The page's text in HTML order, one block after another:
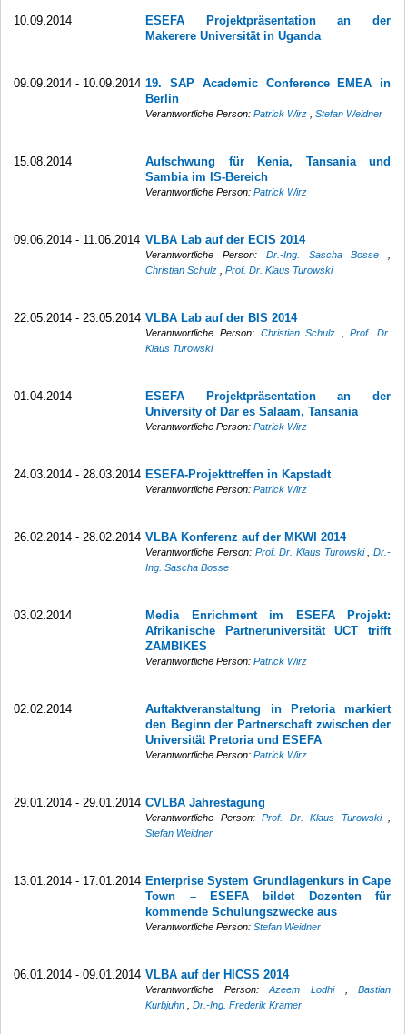
10.09.2014
ESEFA Projektpräsentation an der
Makerere Universität in Uganda
09.09.2014 - 10.09.2014 19. SAP Academic Conference EMEA in
Berlin
Verantwortliche Person:Patrick Wirz ,Stefan Weidner
15.08.2014
Aufschwung für Kenia, Tansania und
Sambia im IS-Bereich
Verantwortliche Person:Patrick Wirz
09.06.2014 - 11.06.2014 VLBA Lab auf der ECIS 2014
Verantwortliche Person: Dr.-Ing. Sascha Bosse
Christian Schulz
,Prof. Dr. Klaus Turowski
22.05.2014 - 23.05.2014 VLBA Lab auf der BIS 2014
Verantwortliche Person: Christian Schulz ,Prof. Dr.
Klaus Turowski
01.04.2014
ESEFA Projektpräsentation an der
University of Dar es Salaam, Tansania
Verantwortliche Person:Patrick Wirz
24.03.2014 - 28.03.2014 ESEFA-Projekttreffen in Kapstadt
Verantwortliche Person:Patrick Wirz
26.02.2014 - 28.02.2014 VLBA Konferenz auf der MKWI 2014
Verantwortliche Person: Prof. Dr. Klaus Turowski ,Dr.-
Ing. Sascha Bosse
03.02.2014
Media Enrichment im ESEFA Projekt:
Afrikanische Partneruniversität UCT trifft
ZAMBIKES
Verantwortliche Person:Patrick Wirz
02.02.2014
Auftaktveranstaltung in Pretoria markiert
den Beginn der Partnerschaft zwischen der
Universität Pretoria und ESEFA
Verantwortliche Person:Patrick Wirz
29.01.2014 - 29.01.2014 CVLBA Jahrestagung
Verantwortliche Person:Prof. Dr. Klaus Turowski
Stefan Weidner
13.01.2014 - 17.01.2014 Enterprise System Grundlagenkurs in Cape
Town – ESEFA bildet Dozenten für
kommende Schulungszwecke aus
Verantwortliche Person:Stefan Weidner
06.01.2014 - 09.01.2014 VLBA auf der HICSS 2014
Verantwortliche Person:Azeem Lodhi ,Bastian
Kurbjuhn
,Dr.-Ing. Frederik Kramer